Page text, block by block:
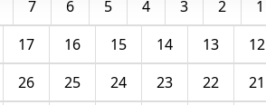
1
2
3
4
5
6
7
12
13
14
15
16
17
21
22
23
24
25
26